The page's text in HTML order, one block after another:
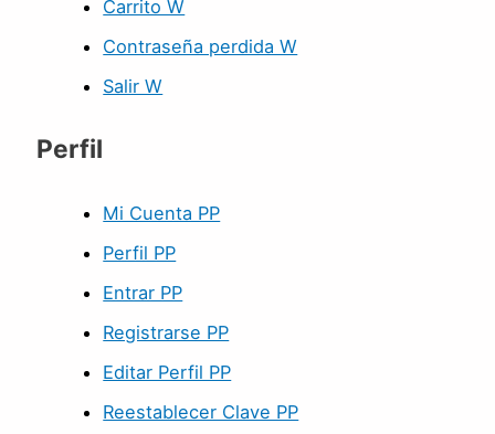
Carrito W
Contraseña perdida W
Salir W
Perfil
Mi Cuenta PP
Perfil PP
Entrar PP
Registrarse PP
Editar Perfil PP
Reestablecer Clave PP